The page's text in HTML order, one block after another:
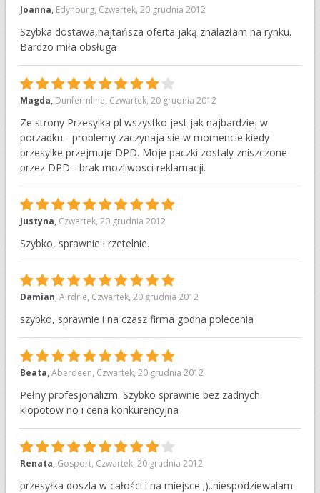
10
Joanna, Edynburg, Czwartek, 20 grudnia 2012
Szybka dostawa,najtańsza oferta jaką znalazłam na rynku.
Bardzo miła obsługa
9
Magda, Dunfermline, Czwartek, 20 grudnia 2012
Ze strony Przesylka pl wszystko jest jak najbardziej w
porzadku - problemy zaczynaja sie w momencie kiedy
przesylke przejmuje DPD. Moje paczki zostaly zniszczone
przez DPD - brak mozliwosci reklamacji.
10
Justyna, Czwartek, 20 grudnia 2012
Szybko, sprawnie i rzetelnie.
10
Damian,Airdrie, Czwartek, 20 grudnia 2012
szybko, sprawnie i na czasz firma godna polecenia
10
Beata,Aberdeen, Czwartek, 20 grudnia 2012
Pełny profesjonalizm. Szybko sprawnie bez zadnych
klopotow no i cena konkurencyjna
9
Renata, Gosport, Czwartek, 20 grudnia 2012
przesyłka doszla w całości i na miejsce ;)..niespodziewalam